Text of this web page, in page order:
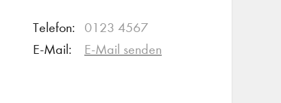
Telefon:
0123 4567
E-Mail:
E-Mail senden